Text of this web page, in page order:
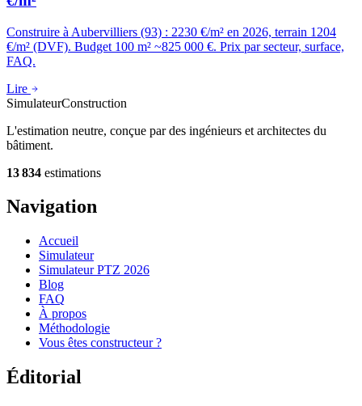
Construire à Aubervilliers (93) : 2230 €/m² en 2026, terrain 1204
€/m² (DVF). Budget 100 m² ~825 000 €. Prix par secteur, surface,
FAQ.
Lire
SimulateurConstruction
L'estimation neutre, conçue par des ingénieurs et architectes du
bâtiment.
13 834 estimations
Navigation
Accueil
Simulateur
Simulateur PTZ 2026
Blog
FAQ
À propos
Méthodologie
Vous êtes constructeur ?
Éditorial